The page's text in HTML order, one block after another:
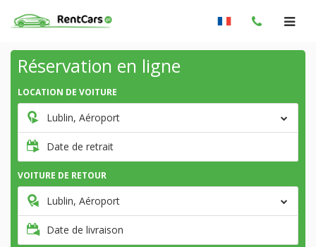
Réservation en ligne
LOCATION DE VOITURE
Lublin, Aéroport
Date de retrait
VOITURE DE RETOUR
Lublin, Aéroport
Date de livraison